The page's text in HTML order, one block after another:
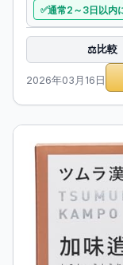
通常2～3日以内
⚖️比較
2026年03月16日